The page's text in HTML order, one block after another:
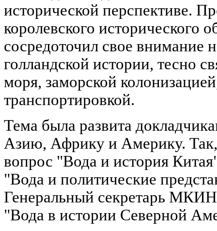
исторической перспективе.
королевского исторического
сосредоточил свое внимание
голландской истории, тесно
моря, заморской
транспортировкой.
Тема была развита
Азию, Африку и Америку.
вопрос "Вода и история
"Вода и политические
Генеральный секретарь
"Вода в истории Северной